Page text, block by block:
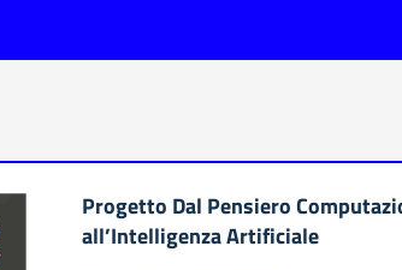
Progetto Dal Pensiero
all’Intelligenza Artificiale